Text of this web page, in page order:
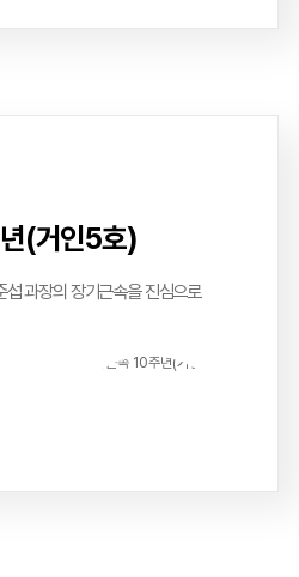
합니다!
(거인5호)
과장의 장기근속을 진심으로